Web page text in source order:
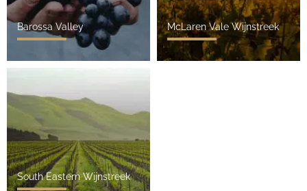
Barossa Valley McLaren Vale Wijnstreek
South Eastern Wijnstreek